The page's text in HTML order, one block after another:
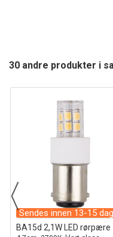
30 andre produkter i
Sendes innen 13-15
BA15d 2,1W LED rørpære